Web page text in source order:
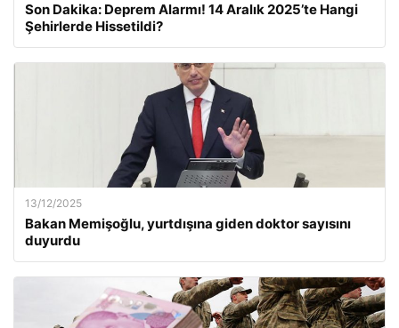
Son Dakika: Deprem Alarmı! 14 Aralık 2025’te Hangi
Şehirlerde Hissetildi?
13/12/2025
Bakan Memişoğlu, yurtdışına giden doktor sayısını
duyurdu